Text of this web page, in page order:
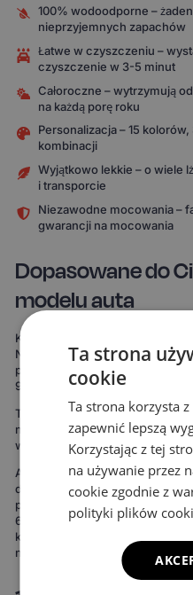
100% wodoodporne –
nieprzyjemnych zapachów
Łatwe w czyszczeniu –
czyszczenie w 3-5 minut
Całoroczne – wytrzymują
na każdą porę roku
Personalizacja – 15
kombinacji
Wyjątkowo lekkie – o wiele
i transporcie
Niezawodne mocowania –
gwarancji na mocowania
Dopasowane do
modelu auta
Każdy komplet powstaje
Nie korzystamy z
pasują". Nasze dywaniki są
99% podłogi twojego auta.
To oznacza maksymalną
niż w przypadku uniwersalnych
wnętrze wygląda bardziej
Ale to nie wszystko. Możesz też
dopasowane do Twojego stylu.
powierzchni, 3 wzory komórek i
690 kombinacji! Możesz
komponują się z wnętrzem
nowy charakter.
Ta strona
cookie
Ta strona korzysta
zapewnić lepszą
Korzystając z tej
na używanie przez
cookie zgodnie z
polityki plików